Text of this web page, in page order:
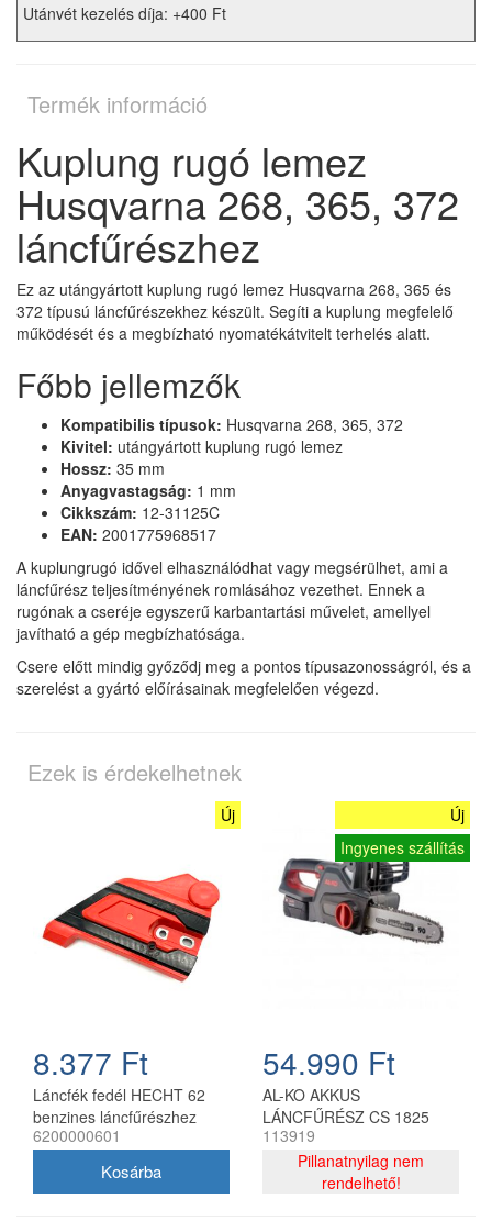
Utánvét kezelés díja: +400 Ft
Termék információ
Kuplung rugó lemez
Husqvarna 268, 365, 372
láncfűrészhez
Ez az utángyártott kuplung rugó lemez Husqvarna 268, 365 és
372 típusú láncfűrészekhez készült. Segíti a kuplung megfelelő
működését és a megbízható nyomatékátvitelt terhelés alatt.
Főbb jellemzők
Kompatibilis típusok: Husqvarna 268, 365, 372
Kivitel: utángyártott kuplung rugó lemez
Hossz: 35 mm
Anyagvastagság: 1 mm
Cikkszám: 12-31125C
EAN: 2001775968517
A kuplungrugó idővel elhasználódhat vagy megsérülhet, ami a
láncfűrész teljesítményének romlásához vezethet. Ennek a
rugónak a cseréje egyszerű karbantartási művelet, amellyel
javítható a gép megbízhatósága.
Csere előtt mindig győződj meg a pontos típusazonosságról, és a
szerelést a gyártó előírásainak megfelelően végezd.
Ezek is érdekelhetnek
Új
8.377 Ft
Láncfék fedél HECHT 62
benzines láncfűrészhez
6200000601
Új
Ingyenes szállítás
54.990 Ft
AL-KO AKKUS
LÁNCFŰRÉSZ CS 1825
18V
113919
Pillanatnyilag nem
rendelhető!